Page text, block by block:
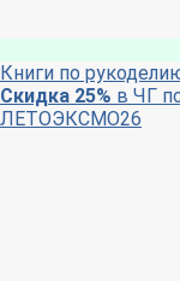
Книги по
Скидка 25% в ЧГ
ЛЕТОЭКСМО26